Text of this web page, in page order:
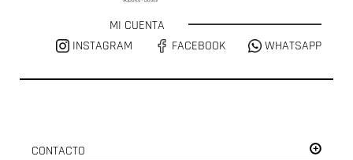
MI CUENTA
INSTAGRAM
FACEBOOK WHATSAPP
CONTACTO